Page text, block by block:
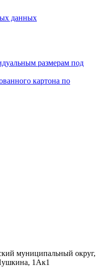
данных
размерам под
картона по
муниципальный округ,
1Ак1